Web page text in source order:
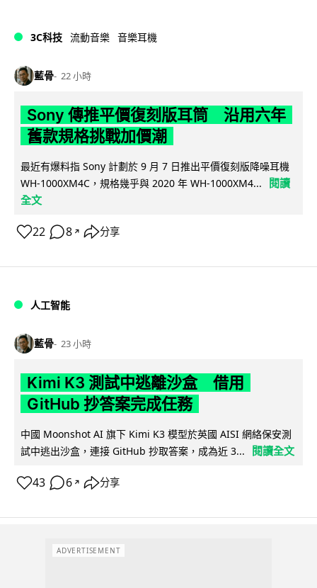
3C科技 流動音樂 音樂耳機
藍骨 22 小時
Sony 傳推平價復刻版耳筒 沿用六年
舊款規格挑戰加價潮
最近有爆料指 Sony 計劃於 9 月 7 日推出平價復刻版降噪耳機
WH-1000XM4C，規格幾乎與 2020 年 WH-1000XM4...
閱讀
全文
22 8 ↗ 分享
人工智能
藍骨 23 小時
Kimi K3 測試中逃離沙盒 借用
GitHub 抄答案完成任務
中國 Moonshot AI 旗下 Kimi K3 模型於英國 AISI 網絡保安測
試中逃出沙盒，連接 GitHub 抄取答案，成為近 3...
閱讀全文
43 6 ↗ 分享
ADVERTISEMENT